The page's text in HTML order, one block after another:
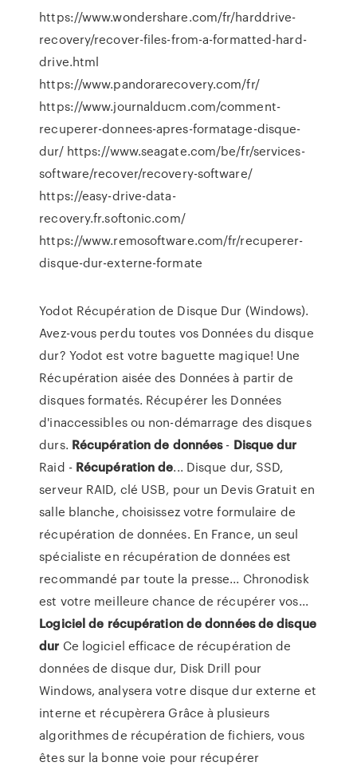
https://www.wondershare.com/fr/harddrive-
recovery/recover-files-from-a-formatted-hard-
drive.html
https://www.pandorarecovery.com/fr/
https://www.journalducm.com/comment-
recuperer-donnees-apres-formatage-disque-
dur/ https://www.seagate.com/be/fr/services-
software/recover/recovery-software/
https://easy-drive-data-
recovery.fr.softonic.com/
https://www.remosoftware.com/fr/recuperer-
disque-dur-externe-formate
Yodot Récupération de Disque Dur (Windows).
Avez-vous perdu toutes vos Données du disque
dur? Yodot est votre baguette magique! Une
Récupération aisée des Données à partir de
disques formatés. Récupérer les Données
d'inaccessibles ou non-démarrage des disques
durs. Récupérationde données- Disque dur
Raid - Récupération de... Disque dur, SSD,
serveur RAID, clé USB, pour un Devis Gratuit en
salle blanche, choisissez votre formulaire de
récupération de données. En France, un seul
spécialiste en récupération de données est
recommandé par toute la presse... Chronodisk
est votre meilleure chance de récupérer vos...
Logicielde récupération dedonnéesde disque
dur Ce logiciel efficace de récupération de
données de disque dur, Disk Drill pour
Windows, analysera votre disque dur externe et
interne et récupèrera Grâce à plusieurs
algorithmes de récupération de fichiers, vous
êtes sur la bonne voie pour récupérer